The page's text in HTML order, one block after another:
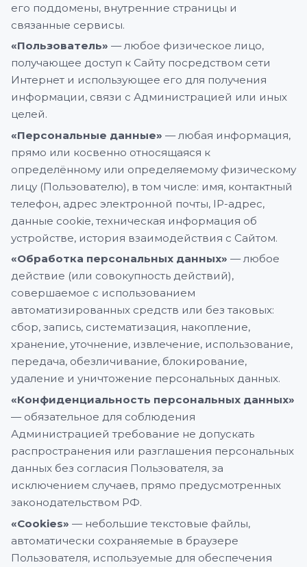
его поддомены, внутренние страницы и
связанные сервисы.
«Пользователь» — любое физическое лицо,
получающее доступ к Сайту посредством сети
Интернет и использующее его для получения
информации, связи с Администрацией или иных
целей.
«Персональные данные» — любая информация,
прямо или косвенно относящаяся к
определённому или определяемому физическому
лицу (Пользователю), в том числе: имя, контактный
телефон, адрес электронной почты, IP-адрес,
данные cookie, техническая информация об
устройстве, история взаимодействия с Сайтом.
«Обработка персональных данных» — любое
действие (или совокупность действий),
совершаемое с использованием
автоматизированных средств или без таковых:
сбор, запись, систематизация, накопление,
хранение, уточнение, извлечение, использование,
передача, обезличивание, блокирование,
удаление и уничтожение персональных данных.
«Конфиденциальность персональных данных»
— обязательное для соблюдения
Администрацией требование не допускать
распространения или разглашения персональных
данных без согласия Пользователя, за
исключением случаев, прямо предусмотренных
законодательством РФ.
«Cookies» — небольшие текстовые файлы,
автоматически сохраняемые в браузере
Пользователя, используемые для обеспечения